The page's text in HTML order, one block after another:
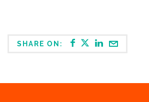
SHARE ON: